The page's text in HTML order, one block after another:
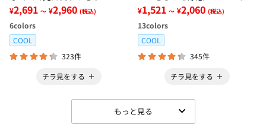
レッチ楽ちんデニム
¥2,691 ～ ¥2,960 (税込)
6colors
COOL
323件
チラ見をする
ブブラウス
¥1,521 ～ ¥2,060 (税込)
13colors
COOL
345件
チラ見をする
もっと見る